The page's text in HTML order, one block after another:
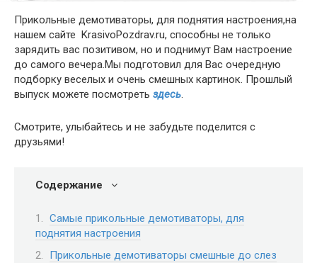
Прикольные демотиваторы, для поднятия настроения,на
нашем сайте KrasivoPozdrav.ru, способны не только
зарядить вас позитивом, но и поднимут Вам настроение
до самого вечера.Мы подготовил для Вас очередную
подборку веселых и очень смешных картинок. Прошлый
выпуск можете посмотреть здесь.
Смотрите, улыбайтесь и не забудьте поделится с
друзьями!
Содержание
Самые прикольные демотиваторы, для
поднятия настроения
Прикольные демотиваторы смешные до слез